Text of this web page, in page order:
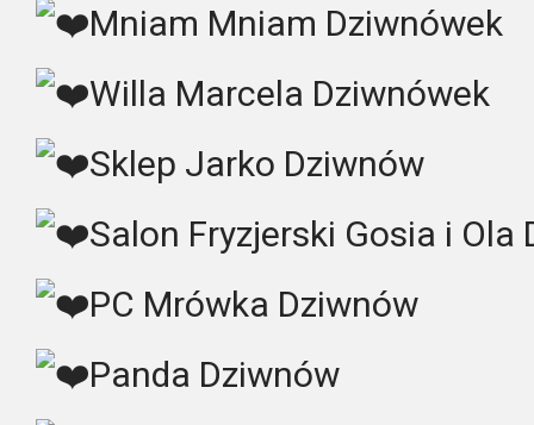
Mniam Mniam Dziwnówek
Willa Marcela Dziwnówek
Sklep Jarko Dziwnów
Salon Fryzjerski Gosia i Ola
PC Mrówka Dziwnów
Panda Dziwnów